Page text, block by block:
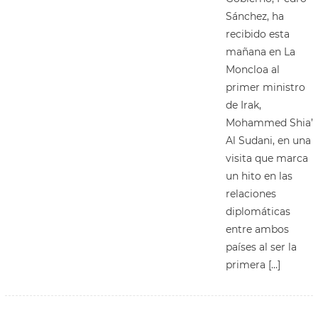
Sánchez, ha
recibido esta
mañana en La
Moncloa al
primer ministro
de Irak,
Mohammed Shia’
Al Sudani, en una
visita que marca
un hito en las
relaciones
diplomáticas
entre ambos
países al ser la
primera […]